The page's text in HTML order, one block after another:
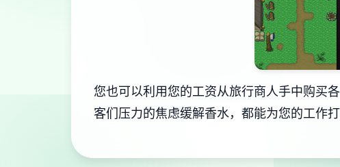
您也可以利用您的工资从旅行商人手中购买
客们压力的焦虑缓解香水，都能为您的工作打